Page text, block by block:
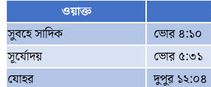
ওয়াক্ত
সুবহে সাদিক
ভোর ৪:১০
সূর্যোদয়
ভোর ৫:৩১
যোহর
দুপুর ১২:০৪